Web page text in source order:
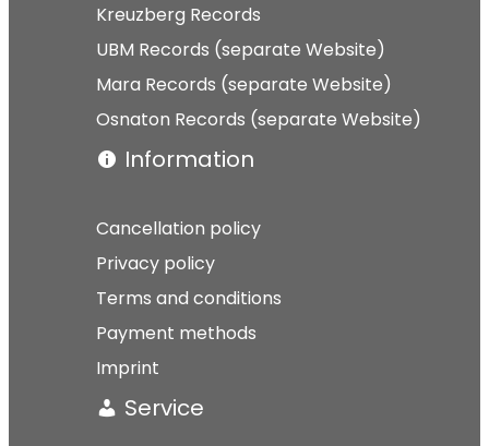
Kreuzberg Records
UBM Records (separate Website)
Mara Records (separate Website)
Osnaton Records (separate Website)
Information
Cancellation policy
Privacy policy
Terms and conditions
Payment methods
Imprint
Service